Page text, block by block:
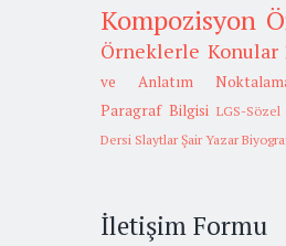
Kompozisyon
Örneklerle Konular
ve Anlatım
Paragraf Bilgisi LGS-Sözel
Dersi Slaytlar Şair Yazar
İletişim Formu